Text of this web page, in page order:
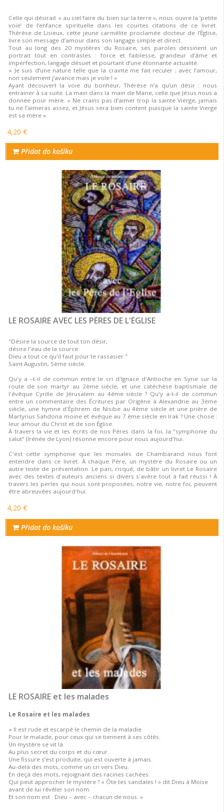
Celle qui désirait « au ciel faire du bien sur la terre », nous ouvre la ‘petite
voie’ de l’enfance spirituelle dans les courtes citations de ce livret.
Thérèse de Lisieux, cette jeune carmélite proclamée docteur de l’Église,
livre son message d’amour dans son langage simple et direct.
Tout au long des 20 mystères du Rosaire, ses paroles dessinent un
portrait tout en contrastes : force et faiblesse, grandeur d’âme et
imperfection, langage désuet et pourtant d’une étonnante actualité.
« Je suis d’une nature telle que la crainte me fait reculer ; avec l’amour,
non seulement j’avance mais je vole ! »
Ayant découvert la voie du bonheur, Thérèse n’a qu’un désir : nous
entrainer à sa suite. La main dans la main de Marie, celle que Jésus nous a
donnée pour mère. « Ne crains pas d’aimer trop la sainte Vierge, jamais
tu ne l’aimeras assez, et Jésus sera bien content puisque la sainte Vierge
est sa mère ».
4,20 €
Přidat do košíku
LE ROSAIRE AVEC LES PÈRES DE L'ÉGLISE
"Désire la source de tout ton désir,
désire l'eau de la source.
Dieu a tout ce qu'il faut pour te rassasier."
Saint Augustin, 5ème siècle.
Qu'y a –t-il de commun entre le cri d'Ignace d'Antioche en Syrie sur la
route de son martyr au 2ème siècle, et une catéchèse baptismale de
l'évêque Cyrille de Jérusalem au 4ème siècle ? Qu'y a-t-il de commun
entre un commentaire des Écritures par Origène à Alexandrie au 3ème
siècle, une hymne d'Éphrem de Nisibe au 4ème siècle et une prière de
Martyrius Sahdona moine et évêque au 7 ème siècle en Irak ? Une chose :
leur amour du Christ et de son Église.
À travers la vie et les écrits de nos Pères dans la foi, la "symphonie du
salut" (Irénée de Lyon) résonne encore pour nous aujourd'hui.
C'est cette symphonie que les moniales de Chambarand nous font
entendre dans ce livret. À chaque Père, un mystère du Rosaire ou un
autre texte de présentation. Le pari, risqué, de bâtir un livret Le Rosaire
avec des textes d'auteurs anciens si divers s'avère tout à fait réussi ! À
travers les perles qui nous sont proposées, notre vie, notre foi, peuvent
être abreuvées aujourd'hui.
4,20 €
Přidat do košíku
LE ROSAIRE et les malades
Le Rosaire et les malades
« Il est rude et escarpé le chemin de la maladie.
Pour le malade, pour ceux qui se tiennent à ses côtés.
Un mystère se vit là.
Au plus secret du corps et du cœur.
Une fissure s’est produite, qui est ouverte à jamais.
Au-delà des mots, comme un cri vers Dieu.
En deçà des mots, rejoignant des racines cachées.
Qui peut approcher le mystère ? « Ôte tes sandales ! » dit Dieu à Moïse
avant de lui révéler son nom.
Et son nom est : Dieu – avec – chacun de nous. »